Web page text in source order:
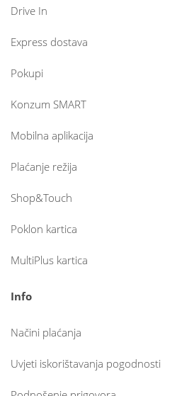
Drive In
Express dostava
Pokupi
Konzum SMART
Mobilna aplikacija
Plaćanje režija
Shop&Touch
Poklon kartica
MultiPlus kartica
Info
Načini plaćanja
Uvjeti iskorištavanja pogodnosti